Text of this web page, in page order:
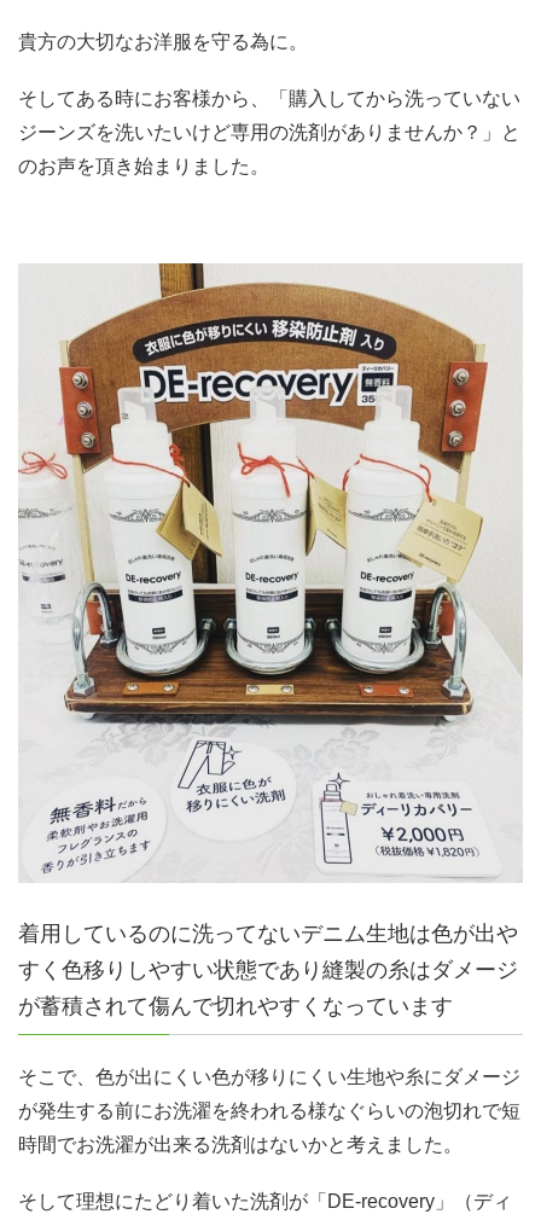
貴方の大切なお洋服を守る為に。
そしてある時にお客様から、「購入してから洗っていない
ジーンズを洗いたいけど専用の洗剤がありませんか？」と
のお声を頂き始まりました。
着用しているのに洗ってないデニム生地は色が出や
すく色移りしやすい状態であり縫製の糸はダメージ
が蓄積されて傷んで切れやすくなっています
そこで、色が出にくい色が移りにくい生地や糸にダメージ
が発生する前にお洗濯を終われる様なぐらいの泡切れで短
時間でお洗濯が出来る洗剤はないかと考えました。
そして理想にたどり着いた洗剤が「DE‐recovery」（ディ